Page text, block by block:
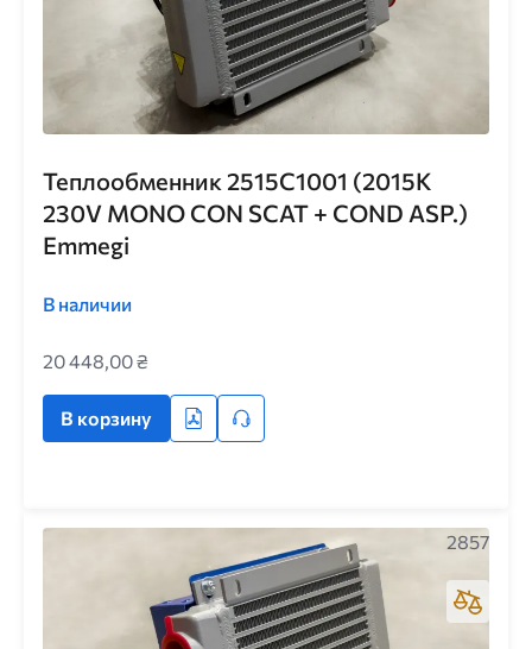
Теплообменник 2515C1001 (2015K
230V MONO CON SCAT + COND ASP.)
Emmegi
В наличии
20 448,00 ₴
В корзину
2857